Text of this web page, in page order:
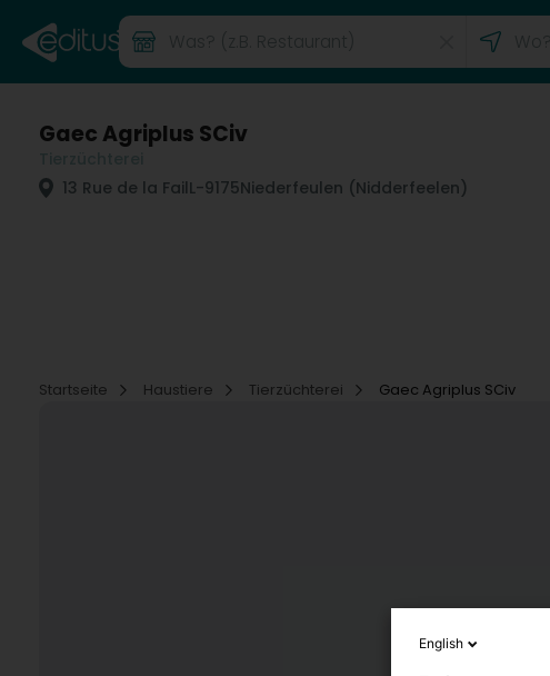
Gaec Agriplus SCiv
13 Rue de la FailL-9175Niederfeulen (Nidderfeelen)
Startseite
Haustiere Tierzüchterei Gaec Agriplus SCiv
English